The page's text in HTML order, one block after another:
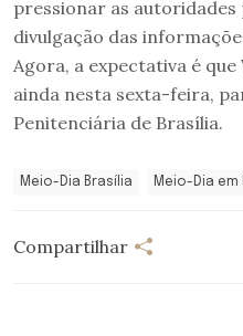
pressionar as autoridades
divulgação das
Agora, a expectativa é
ainda nesta sexta-feira,
Penitenciária de Brasília.
Meio-Dia Brasília Meio-Dia em
Compartilhar